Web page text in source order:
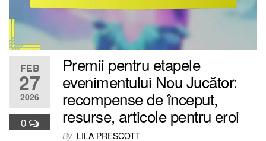
FEB
27
2026
0
Premii pentru etapele
evenimentului Nou Jucător:
recompense de început,
resurse, articole pentru eroi
By LILA PRESCOTT